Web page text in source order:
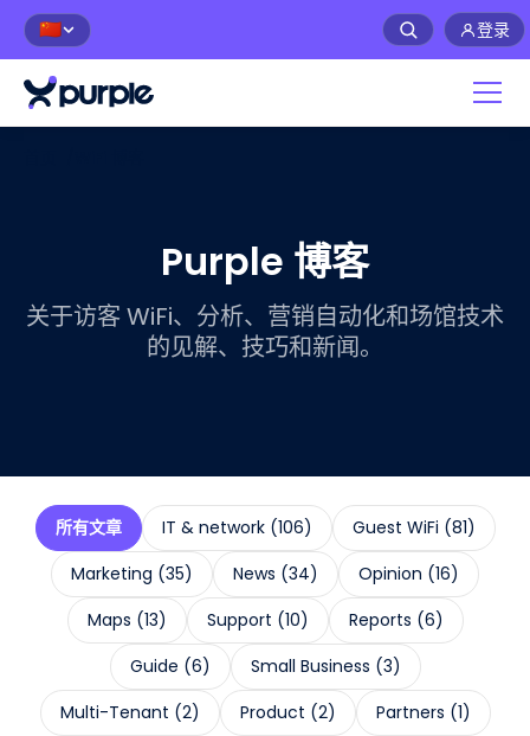
🇨🇳 登录
Purple 博客
关于访客 WiFi、分析、营销自动化和场馆技术
的见解、技巧和新闻。
所有文章 IT & network(106) Guest WiFi (81)
Marketing (35) News (34) Opinion (16)
Maps (13) Support (10) Reports (6)
Guide (6) Small Business (3)
Multi-Tenant (2) Product (2) Partners (1)